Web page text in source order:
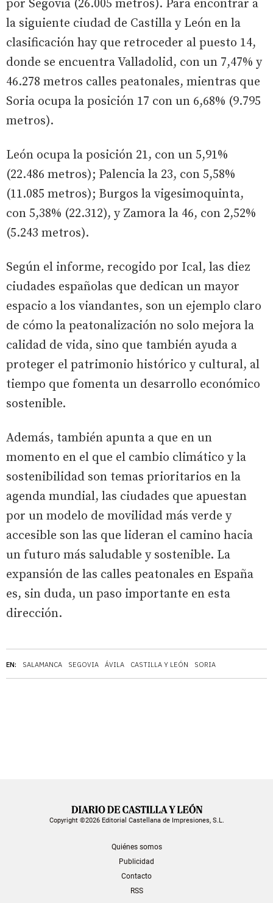
EN: SALAMANCA SEGOVIA ÁVILA CASTILLA Y LEÓN SORIA
por Segovia (26.005 metros). Para encontrar a
la siguiente ciudad de Castilla y León en la
clasificación hay que retroceder al puesto 14,
donde se encuentra Valladolid, con un 7,47% y
46.278 metros calles peatonales, mientras que
Soria ocupa la posición 17 con un 6,68% (9.795
metros).
León ocupa la posición 21, con un 5,91%
(22.486 metros); Palencia la 23, con 5,58%
(11.085 metros); Burgos la vigesimoquinta,
con 5,38% (22.312), y Zamora la 46, con 2,52%
(5.243 metros).
Según el informe, recogido por Ical, las diez
ciudades españolas que dedican un mayor
espacio a los viandantes, son un ejemplo claro
de cómo la peatonalización no solo mejora la
calidad de vida, sino que también ayuda a
proteger el patrimonio histórico y cultural, al
tiempo que fomenta un desarrollo económico
sostenible.
Además, también apunta a que en un
momento en el que el cambio climático y la
sostenibilidad son temas prioritarios en la
agenda mundial, las ciudades que apuestan
por un modelo de movilidad más verde y
accesible son las que lideran el camino hacia
un futuro más saludable y sostenible. La
expansión de las calles peatonales en España
es, sin duda, un paso importante en esta
dirección.
Copyright ©2026 Editorial Castellana de Impresiones, S.L.
Quiénes somos
Publicidad
Contacto
RSS